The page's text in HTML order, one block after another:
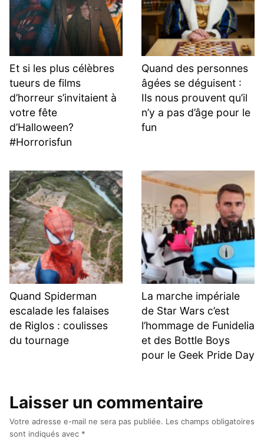
Et si les plus célèbres
tueurs de films
d’horreur s’invitaient à
votre fête
d’Halloween?
#Horrorisfun
Quand des personnes
âgées se déguisent :
Ils nous prouvent qu’il
n’y a pas d’âge pour le
fun
Quand Spiderman
escalade les falaises
de Riglos : coulisses
du tournage
La marche impériale
de Star Wars c’est
l’hommage de Funidelia
et des Bottle Boys
pour le Geek Pride Day
Laisser un commentaire
Votre adresse e-mail ne sera pas publiée. Les champs obligatoires
sont indiqués avec *